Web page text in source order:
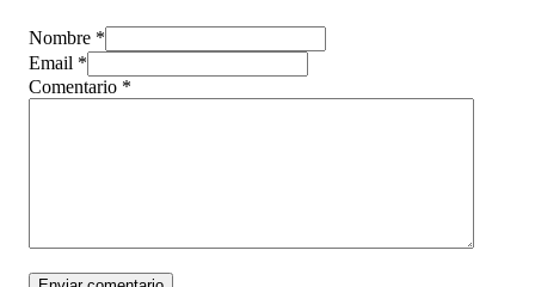
Nombre *
Email *
Comentario *